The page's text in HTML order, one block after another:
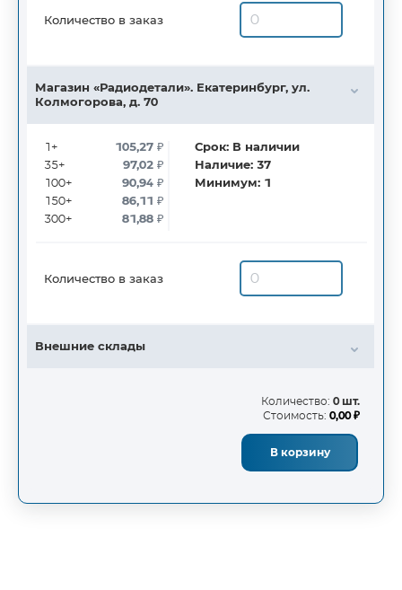
Количество в заказ
Магазин «Радиодетали». Екатеринбург, ул.
Колмогорова, д. 70
1+
35+
100+
150+
300+
105,27₽
97,02₽
90,94₽
86,11₽
81,88₽
Срок: В наличии
Наличие:37
Минимум: 1
Количество в заказ
Внешние склады
Количество: 0 шт.
Стоимость: 0,00 ₽
В корзину